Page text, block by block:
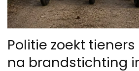
Politie zoekt
na brandstichting